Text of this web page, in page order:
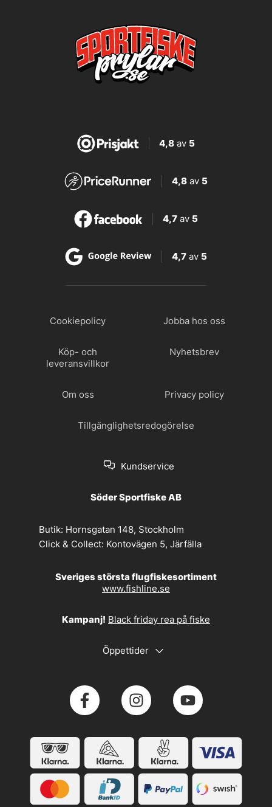
4,8av 5
4,8 av 5
4,7 av 5
4,7 av 5
Cookiepolicy Jobba hos oss
Köp- och
leveransvillkor
Nyhetsbrev
Om oss Privacy policy
Tillgänglighetsredogörelse
Kundservice
Söder Sportfiske AB
Butik: Hornsgatan 148, Stockholm
Click & Collect: Kontovägen 5, Järfälla
Sveriges största flugfiskesortiment
www.fishline.se
Kampanj! Black friday rea på fiske
Öppettider